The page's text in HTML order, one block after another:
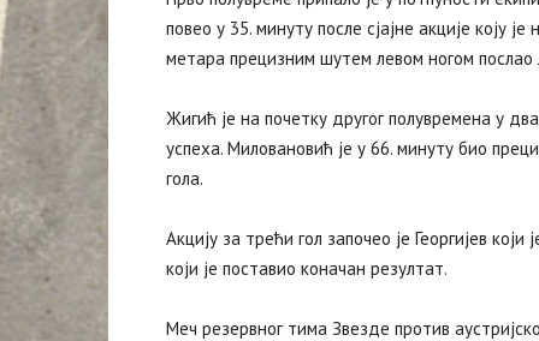
повео у 35. минуту после сјајне акције коју
метара прецизним шутем левом ногом послао
Жигић је на почетку другог полувремена у
успеха. Миловановић је у 66. минуту био
гола.
Акцију за трећи гол започео је Георгијев
који је поставио коначан резултат.
Меч резервног тима Звезде против